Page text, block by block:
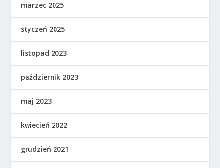
marzec 2025
styczeń 2025
listopad 2023
październik 2023
maj 2023
kwiecień 2022
grudzień 2021